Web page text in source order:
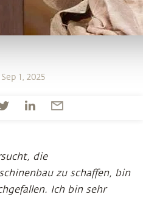
Sep 1, 2025
die
zu schaffen, bin
Ich bin sehr